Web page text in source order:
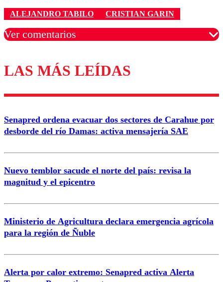
ALEJANDRO TABILO CRISTIAN GARIN
Ver comentarios
Los comentarios son moderados para garantizar un
diálogo respetuoso.
Correo
LAS MÁS LEÍDAS
Senapred ordena evacuar dos sectores de Carahue por
desborde del río Damas: activa mensajería SAE
Nuevo temblor sacude el norte del país: revisa la
magnitud y el epicentro
Ministerio de Agricultura declara emergencia agrícola
para la región de Ñuble
Alerta por calor extremo: Senapred activa Alerta